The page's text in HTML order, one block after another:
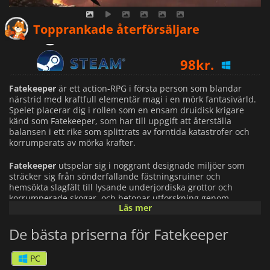
Topprankade återförsäljare
102kr.
98kr.
103kr.
Fatekeeper är ett action-RPG i första person som blandar
närstrid med kraftfull elementär magi i en mörk fantasivärld.
Spelet placerar dig i rollen som en ensam druidisk krigare
känd som Fatekeeper, som har till uppgift att återställa
balansen i ett rike som splittrats av forntida katastrofer och
korrumperats av mörka krafter.
Fatekeeper utspelar sig i noggrant designade miljöer som
sträcker sig från sönderfallande fästningsruiner och
hemsökta slagfält till lysande underjordiska grottor och
korrumperade skogar, och betonar utforskning genom
noggrant utvalda, icke-procedurella nivåer. Varje område är
Strid är spelets kärnfokus. Spelet är inspirerat av klassiker
somDark Messiah of Might & Magic och
där timing, positionering och miljöinteraktion spelar lika stor
Läs mer
De bästa priserna för Fatekeeper
PC